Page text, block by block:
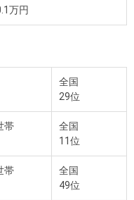
万円
全国
29位
帯
全国
11位
帯
全国
49位